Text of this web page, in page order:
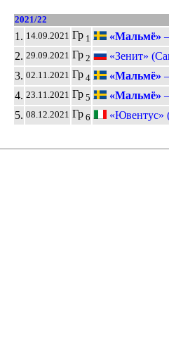
2021/22
1. 14.09.2021 Гр1 «Мальмё»
2. 29.09.2021 Гр2
«Зенит»
3. 02.11.2021 Гр4 «Мальмё»
4. 23.11.2021 Гр5 «Мальмё»
5. 08.12.2021 Гр6 «Ювентус»